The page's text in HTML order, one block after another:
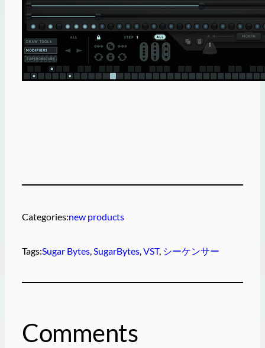
Categories:new products
Tags:Sugar Bytes, SugarBytes, VST, シーケンサー
Comments